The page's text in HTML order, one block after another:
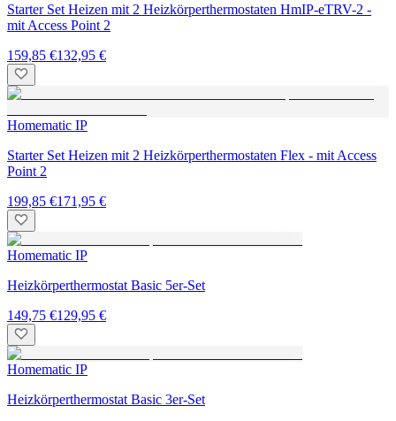
Starter Set Heizen mit 2 Heizkörperthermostaten HmIP-eTRV-2 -
mit Access Point 2
159,85 €132,95 €
Homematic IP
Starter Set Heizen mit 2 Heizkörperthermostaten Flex - mit Access
Point 2
199,85 €171,95 €
Homematic IP
Heizkörperthermostat Basic 5er-Set
149,75 €129,95 €
Homematic IP
Heizkörperthermostat Basic 3er-Set